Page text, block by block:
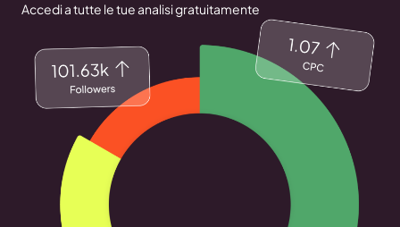
Accedi a tutte le tue analisi gratuitamente